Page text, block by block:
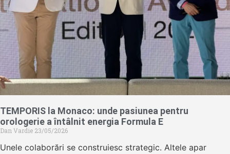
TEMPORIS la Monaco: unde pasiunea pentru
orologerie a întâlnit energia Formula E
Dan Vardie 23/05/2026
Unele colaborări se construiesc strategic. Altele apar